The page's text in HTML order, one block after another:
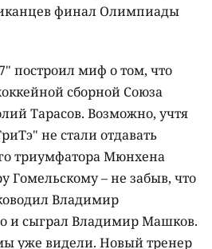
финал Олимпиады
построил миф о том, что
сборной Союза
Тарасов. Возможно, учтя
не стали отдавать
триумфатора Мюнхена
Гомельскому – не забыв, что
Владимир
и сыграл Владимир Машков.
уже видели. Новый тренер